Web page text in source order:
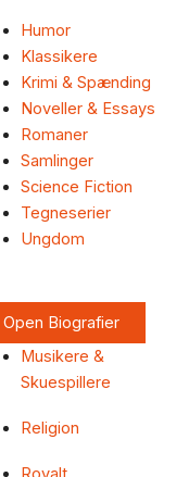
Humor
Klassikere
Krimi & Spænding
Noveller & Essays
Romaner
Samlinger
Science Fiction
Tegneserier
Ungdom
Open Biografier
Musikere &
Skuespillere
Religion